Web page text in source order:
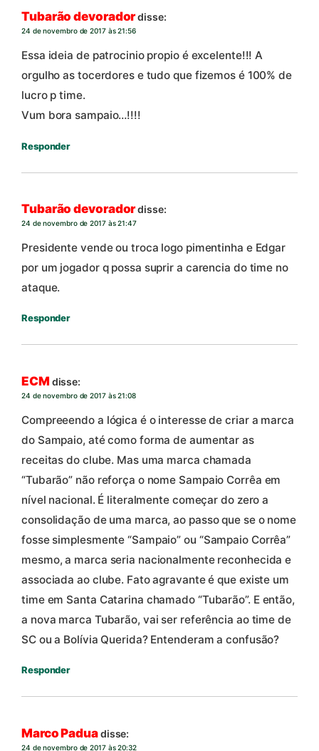
Tubarão devoradordisse:
24 de novembro de 2017 às 21:56
Essa ideia de patrocinio propio é excelente!!! A
orgulho as tocerdores e tudo que fizemos é 100% de
lucro p time.
Vum bora sampaio…!!!!
Responder
Tubarão devoradordisse:
24 de novembro de 2017 às 21:47
Presidente vende ou troca logo pimentinha e Edgar
por um jogador q possa suprir a carencia do time no
ataque.
Responder
ECM disse:
24 de novembro de 2017 às 21:08
Compreeendo a lógica é o interesse de criar a marca
do Sampaio, até como forma de aumentar as
receitas do clube. Mas uma marca chamada
“Tubarão” não reforça o nome Sampaio Corrêa em
nível nacional. É literalmente começar do zero a
consolidação de uma marca, ao passo que se o nome
fosse simplesmente “Sampaio” ou “Sampaio Corrêa”
mesmo, a marca seria nacionalmente reconhecida e
associada ao clube. Fato agravante é que existe um
time em Santa Catarina chamado “Tubarão”. E então,
a nova marca Tubarão, vai ser referência ao time de
SC ou a Bolívia Querida? Entenderam a confusão?
Responder
Marco Paduadisse:
24 de novembro de 2017 às 20:32